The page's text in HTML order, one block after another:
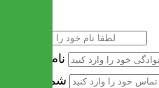
نام خانوادگی
شماره تماس